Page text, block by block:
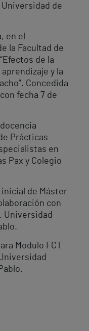
de
en el
la Facultad de
de la
y la
Concedida
fecha 7 de
Prácticas
en
Pax y Colegio
inicial de Máster
con
Universidad
Modulo FCT